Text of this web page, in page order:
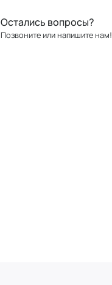
Остались вопросы?
Позвоните или напишите нам!